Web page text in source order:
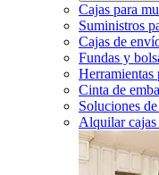
Cajas para
Suministros
Cajas de
Fundas y
Herramientas
Cinta de
Soluciones
Alquilar cajas